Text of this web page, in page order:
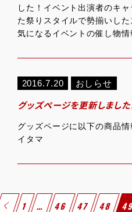
した！イベント出演者のキ
た祭りスタイルで勢揃いし
気になるイベントの催し物
2016.7.20 おしらせ
グッズページを更新しました
グッズページに以下の商品
イタマ
1 … 46 47 48